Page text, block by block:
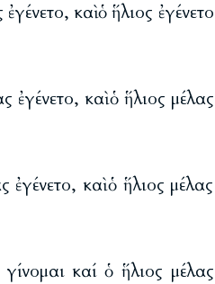
καὶ ὁ ἥλιος ἐγένετο
ἐγένετο, καὶ ὁ ἥλιος μέλας
ἐγένετο, καὶ ὁ ἥλιος μέλας
καί ὁ ἥλιος μέλας